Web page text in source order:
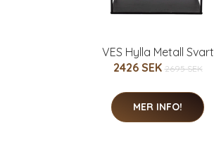
VES Hylla Metall Svart
2426 SEK 2695 SEK
MER INFO!